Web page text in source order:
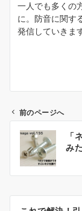
一人でも多くの
に。防音に関す
発信していきま
ー
前のページへ
「
みた